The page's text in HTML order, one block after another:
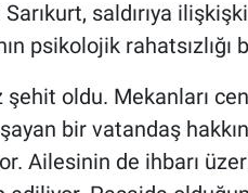
saldırıya
psikolojik
oldu. Mekanları
bir vatandaş
Ailesinin de ihbarı